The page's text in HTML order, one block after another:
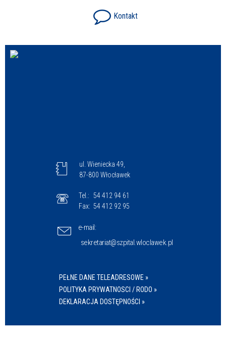
Kontakt
ul. Wieniecka 49,
87-800 Włocławek
Tel.: 54 412 94 61
Fax: 54 412 92 95
e-mail:
sekretariat@szpital.wloclawek.pl
PEŁNE DANE TELEADRESOWE »
POLITYKA PRYWATNOSCI / RODO »
DEKLARACJA DOSTĘPNOŚCI »